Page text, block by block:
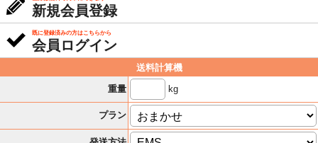
新規会員登録
既に登録済みの方はこちらから
会員ログイン
送料計算機
重量
kg
プラン